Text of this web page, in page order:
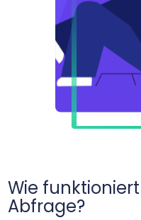
Wie
Abfrage?